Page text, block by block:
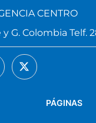
PÁGINAS
CENTRO
G. Colombia Telf.